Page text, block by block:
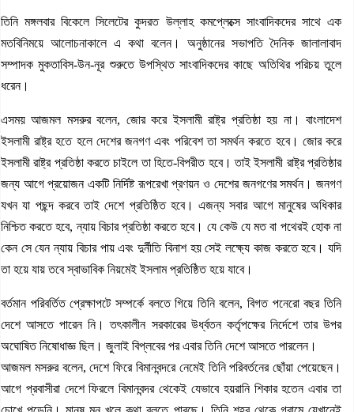
তিনি মঙ্গলবার বিকেলে সিলেটের কুদরত উল্লাহ কমপ্লেক্সে সাংবাদিকদের সাথে এক
মতবিনিময়ে আলোচনাকালে এ কথা বলেন। অনুষ্ঠানের সভাপতি দৈনিক জালালাবাদ
সম্পাদক মুকতাবিস-উন-নূর শুরুতে উপস্থিত সাংবাদিকদের কাছে অতিথির পরিচয় তুলে
ধরেন।
এসময় আজমল মসরুর বলেন, জোর করে ইসলামী রাষ্ট্র প্রতিষ্ঠা হয় না। বাংলাদেশ
ইসলামী রাষ্ট্র হতে হলে দেশের জনগণ এবং পরিবেশ তা সমর্থন করতে হবে। জোর করে
ইসলামী রাষ্ট্র প্রতিষ্ঠা করতে চাইলে তা হিতে-বিপরীত হবে। তাই ইসলামী রাষ্ট্র প্রতিষ্ঠার
জন্য আগে প্রয়োজন একটি নির্দিষ্ট রূপরেখা প্রণয়ন ও দেশের জনগণের সমর্থন। জনগণ
যখন যা পছন্দ করবে তাই দেশে প্রতিষ্ঠিত হবে। এজন্য সবার আগে মানুষের অধিকার
নিশ্চিত করতে হবে, ন্যায় বিচার প্রতিষ্ঠা করতে হবে। যে কেউ যে মত বা পথেরই হোক না
কেন সে যেন ন্যায় বিচার পায় এবং দুর্নীতি বিনাশ হয় সেই লক্ষ্যে কাজ করতে হবে। যদি
তা হয়ে যায় তবে স্বাভাবিক নিয়মেই ইসলাম প্রতিষ্ঠিত হয়ে যাবে।
বর্তমান পরিবর্তিত প্রেক্ষাপটে সম্পর্কে বলতে গিয়ে তিনি বলেন, বিগত পনেরো বছর তিনি
দেশে আসতে পারেন নি। তৎকালীন সরকারের উর্ধ্বতন কর্তৃপক্ষের নির্দেশে তার উপর
অঘোষিত নিষোধাজ্ঞ ছিল। জুলাই বিপ্লবের পর এবার তিনি দেশে আসতে পারলেন।
আজমল মসরুর বলেন, দেশে ফিরে বিমানবন্দরে নেমেই তিনি পরিবর্তনের ছোঁয়া পেয়েছেন।
আগে প্রবাসীরা দেশে ফিরলে বিমানবন্দর থেকেই যেভাবে হয়রানি শিকার হতেন এবার তা